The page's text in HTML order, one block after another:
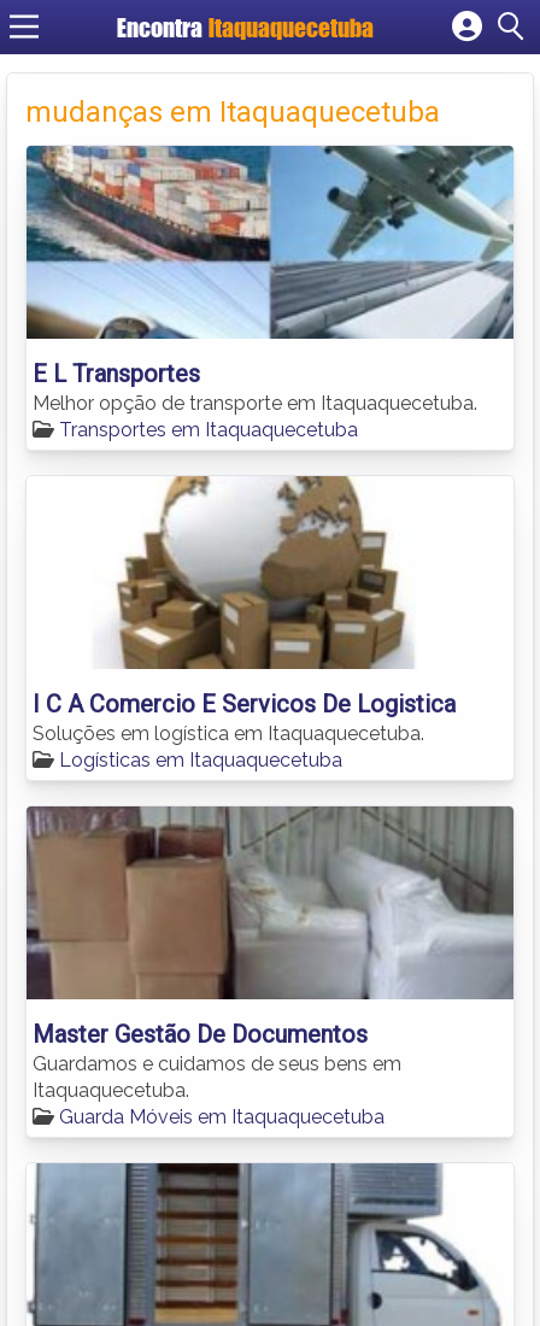
Encontra Itaquaquecetuba
Cadastrar empresa
Criar conta
mudanças em Itaquaquecetuba
E L Transportes
Melhor opção de transporte em Itaquaquecetuba.
Transportes em Itaquaquecetuba
I C A Comercio E Servicos De Logistica
Soluções em logística em Itaquaquecetuba.
Logísticas em Itaquaquecetuba
Master Gestão De Documentos
Guardamos e cuidamos de seus bens em
Itaquaquecetuba.
Guarda Móveis em Itaquaquecetuba